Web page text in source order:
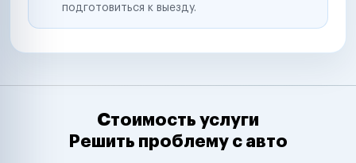
подготовиться к выезду.
Стоимость услуги
Решить проблему с авто